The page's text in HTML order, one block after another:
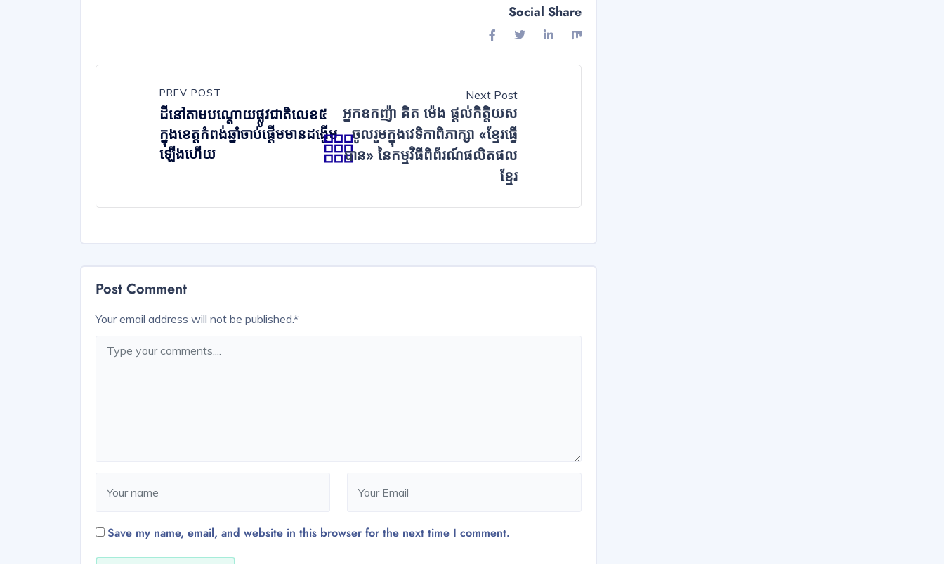
Social Share
PREV POST
ដីនៅតាមបណ្តោយផ្លូវជាតិលេខ៥
ក្នុងខេត្តកំពង់ឆ្នាំចាប់ផ្តើមមានដង្ហើម
ឡើងហើយ
Next Post
អ្នកឧកញ៉ា គិត ម៉េង ផ្តល់កិត្តិយស
ចូលរួមក្នុងវេទិកាពិភាក្សា «ខ្មែរធ្វើ
បាន» នៃកម្មវិធីពិព័រណ៍ផលិតផល
ខ្មែរ
Post Comment
Your email address will not be published.*
Save my name, email, and website in this browser for the next time I comment.